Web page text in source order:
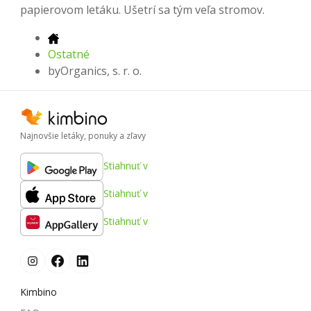
papierovom letáku. Ušetrí sa tým veľa stromov.
Ostatné
byOrganics, s. r. o.
Najnovšie letáky, ponuky a zľavy
Stiahnuť v
Stiahnuť v
Stiahnuť v
Kimbino